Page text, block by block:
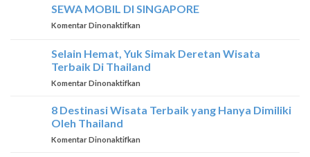
выигрыш
City
SEWA MOBIL DI SINGAPORE
Komentar Dinonaktifkan
DI
SINGAPORE
Selain Hemat, Yuk Simak Deretan Wisata
Terbaik Di Thailand
Komentar Dinonaktifkan
Hemat,
8 Destinasi Wisata Terbaik yang Hanya Dimiliki
Oleh Thailand
Komentar Dinonaktifkan